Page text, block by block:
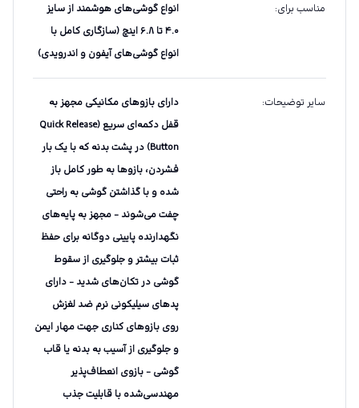
مناسب برای:
انواع گوشی‌های هوشمند از سایز
۴.۰ تا ۶.۸ اینچ (سازگاری کامل با
انواع گوشی‌های آیفون و اندرویدی)
سایر توضیحات:
دارای بازوهای مکانیکی مجهز به
قفل دکمه‌ای سریع (Quick Release
Button) در پشت بدنه که با یک بار
فشردن، بازوها به طور کامل باز
شده و با گذاشتن گوشی به راحتی
چفت می‌شوند - مجهز به پایه‌های
نگهدارنده پایینی دوگانه برای حفظ
ثبات بیشتر و جلوگیری از سقوط
گوشی در تکان‌های شدید - دارای
پدهای سیلیکونی نرم ضد لغزش
روی بازوهای کناری جهت مهار ایمن
و جلوگیری از آسیب به بدنه یا قاب
گوشی - بازوی انعطاف‌پذیر
مهندسی‌شده با قابلیت جذب